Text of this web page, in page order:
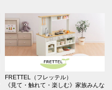
FRETTEL（フレッテル）
《見て・触れて・楽しむ》家族みんな